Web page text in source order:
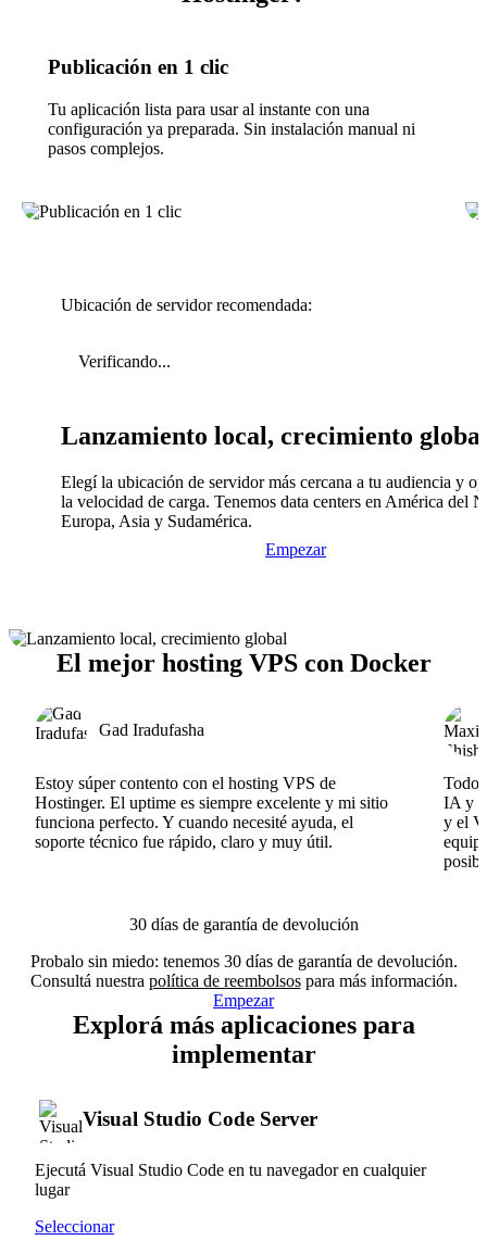
Publicación en 1 clic
Tu aplicación lista para usar al instante con una
configuración ya preparada. Sin instalación manual ni
pasos complejos.
Ubicación de servidor recomendada:
Verificando...
Lanzamiento local, crecimiento global
Elegí la ubicación de servidor más cercana a tu audiencia y
la velocidad de carga. Tenemos data centers en América del
Europa, Asia y Sudamérica.
Empezar
El mejor hosting VPS con Docker
Gad Iradufasha
Estoy súper contento con el hosting VPS de
Hostinger. El uptime es siempre excelente y mi sitio
funciona perfecto. Y cuando necesité ayuda, el
soporte técnico fue rápido, claro y muy útil.
Todo
IA y
y el
30 días de garantía de devolución
Probalo sin miedo: tenemos 30 días de garantía de devolución.
Consultá nuestra política de reembolsospara más información.
Empezar
Explorá más aplicaciones para
implementar
Visual Studio Code Server
Ejecutá Visual Studio Code en tu navegador en cualquier
lugar
Seleccionar